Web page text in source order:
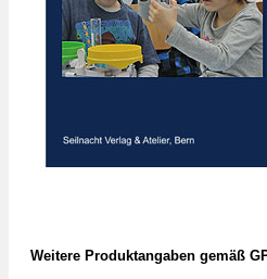
Weitere Produktangaben gemäß